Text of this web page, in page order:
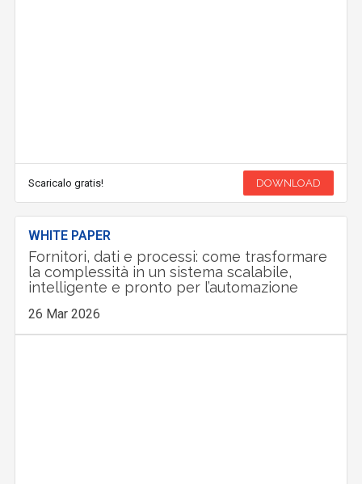
Scaricalo gratis! DOWNLOAD
WHITE PAPER
Fornitori, dati e processi: come trasformare
la complessità in un sistema scalabile,
intelligente e pronto per l’automazione
26 Mar 2026